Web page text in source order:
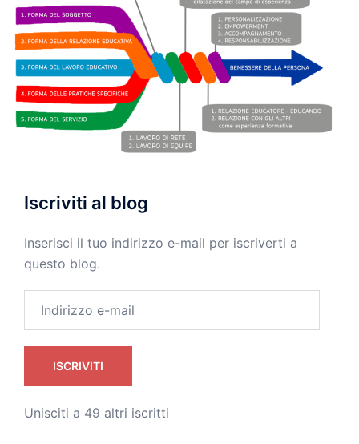
Iscriviti al blog
Inserisci il tuo indirizzo e-mail per iscriverti a
questo blog.
ISCRIVITI
Unisciti a 49 altri iscritti